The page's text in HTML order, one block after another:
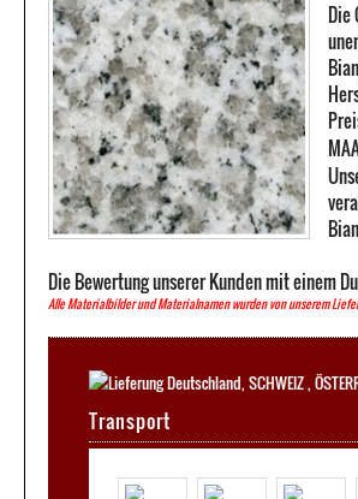
Die Bewertung unserer Kunden mit einem
Alle Materialbilder und Materialnamen wurden von unserem
Transport